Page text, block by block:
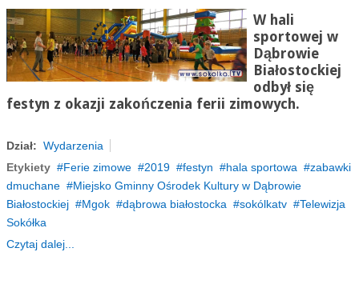
W hali
sportowej w
Dąbrowie
Białostockiej
odbył się
festyn z okazji zakończenia ferii zimowych.
Dział: Wydarzenia
Etykiety
Ferie zimowe 2019 festyn hala sportowa
zabawki
dmuchane
Miejsko Gminny Ośrodek Kultury w Dąbrowie
Białostockiej
Mgok dąbrowa białostocka sokólkatv
Telewizja
Sokółka
Czytaj dalej...